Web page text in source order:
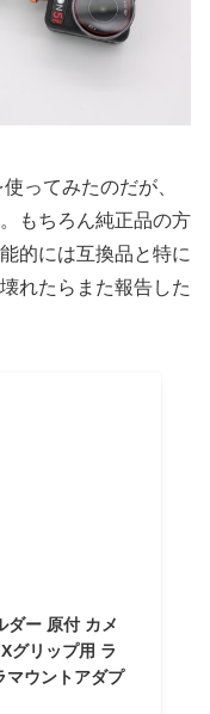
ってみたのだが、
もちろん純正品の方
的には互換品と特に
れたらまた報告した
ダー 原付 カメ
グリップ用 ラ
マウントアダプ